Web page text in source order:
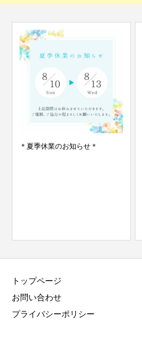
＊夏季休業のお知らせ＊
トップページ
お問い合わせ
プライバシーポリシー